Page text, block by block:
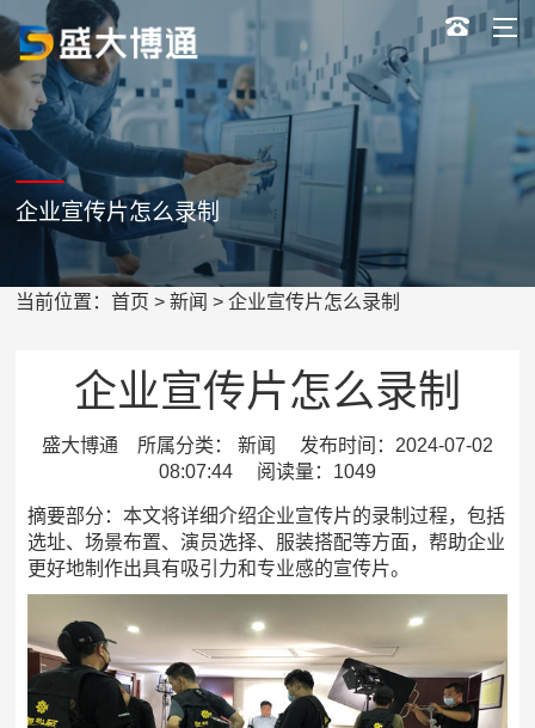
企业宣传片怎么录制
当前位置：首页 >新闻 > 企业宣传片怎么录制
企业宣传片怎么录制
盛大博通 所属分类： 新闻 发布时间：2024-07-02
08:07:44 阅读量：1049
摘要部分：本文将详细介绍企业宣传片的录制过程，包括
选址、场景布置、演员选择、服装搭配等方面，帮助企业
更好地制作出具有吸引力和专业感的宣传片。